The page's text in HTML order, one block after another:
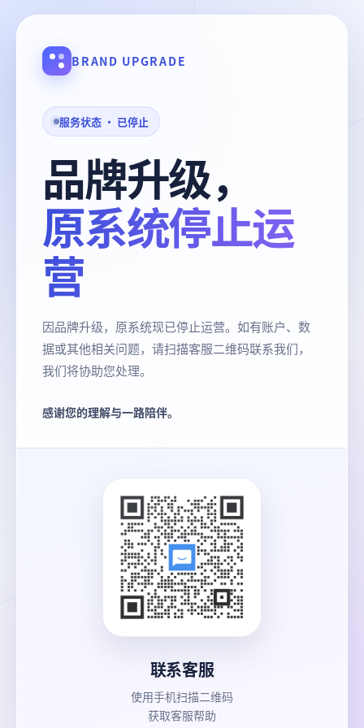
BRAND UPGRADE
服务状态 · 已停止
品牌升级，
原系统停止运
营
因品牌升级，原系统现已停止运营。如有账户、数
据或其他相关问题，请扫描客服二维码联系我们，
我们将协助您处理。
感谢您的理解与一路陪伴。
联系客服
使用手机扫描二维码
获取客服帮助